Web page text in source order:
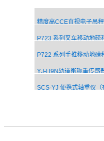
精度高CCE直视电子吊秤
P723 系列叉车移动地磅
P722 系列手推移动地磅
YJ-H9N轨道衡称重传感
SCS-YJ 便携式轴重仪（